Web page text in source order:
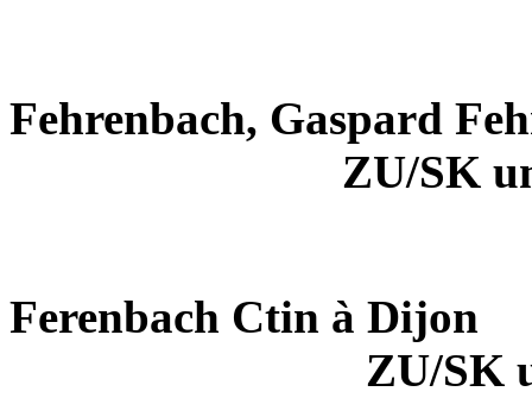
Fehrenbach, Gaspard
ZU/SK
Ferenbach Ctin à Dijon
ZU/SK